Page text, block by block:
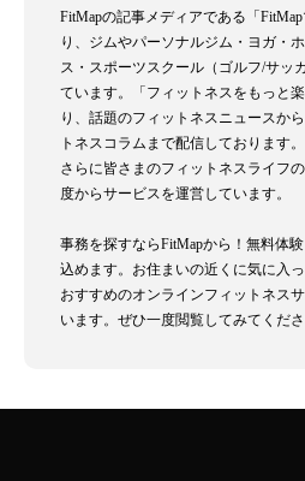
FitMapの記事メディアである「
り、ジムやパーソナルジム・ヨガ・
ス・スポーツスクール（ゴルフ/サッ
ています。「フィットネスをもっと
り、話題のフィットネスニュースか
トネスコラムまで配信しております。
さらに皆さまのフィットネスライフ
度からサービスを運営しています。
事務を探すならFitMapから！無料体
込めます。お住まいの近くに気に入
おすすめのオンラインフィットネス
います。ぜひ一度閲覧してみてくださ